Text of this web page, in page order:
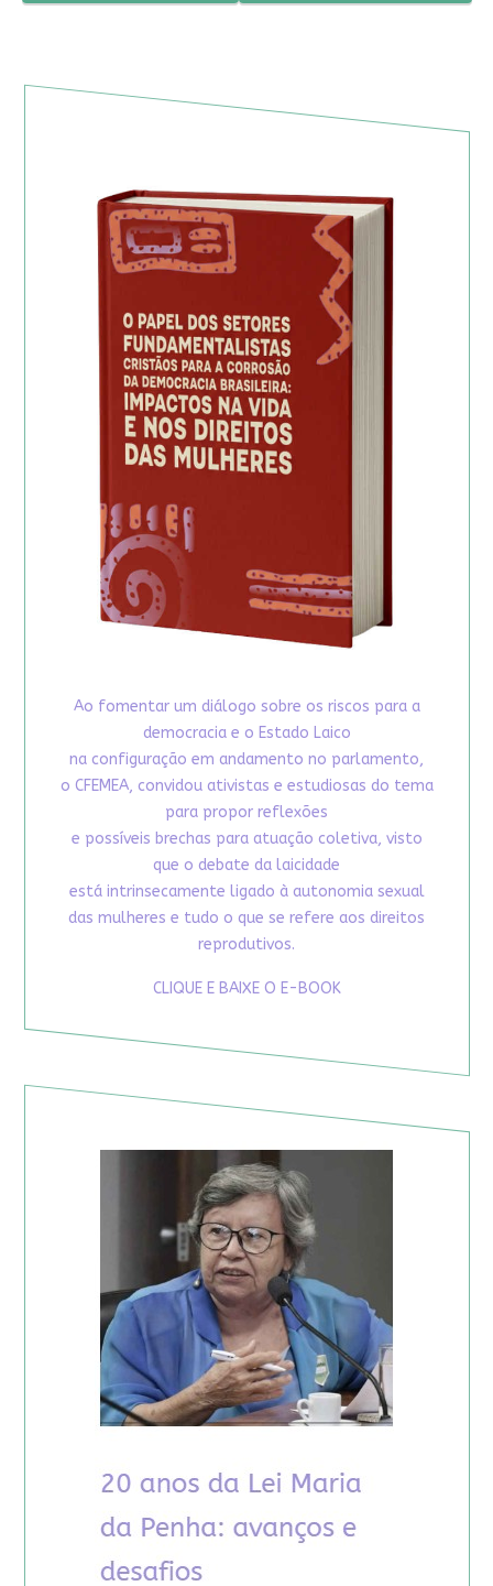
Ao fomentar um diálogo sobre os riscos para a
democracia e o Estado Laico
na configuração em andamento no parlamento,
o CFEMEA, convidou ativistas e estudiosas do tema
para propor reflexões
e possíveis brechas para atuação coletiva, visto
que o debate da laicidade
está intrinsecamente ligado à autonomia sexual
das mulheres e tudo o que se refere aos direitos
reprodutivos.
CLIQUE E BAIXE O E-BOOK